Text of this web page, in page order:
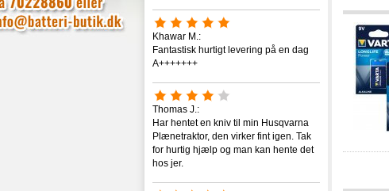
Khawar M.:
Fantastisk hurtigt levering på en dag
A+++++++
Thomas J.:
Har hentet en kniv til min Husqvarna
Plænetraktor, den virker fint igen. Tak
for hurtig hjælp og man kan hente det
hos jer.